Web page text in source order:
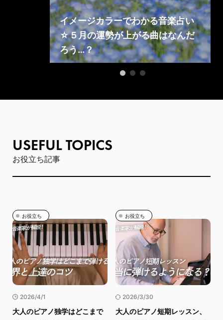
イメージカラーでわかる音楽占い
☆５月の運勢が上がる曲はなんだ
ろう…？
USEFUL TOPICS
お役立ち記事
お役立ち
2026/4/1
大人のピアノ独学はどこまで
お役立ち
2026/3/30
大人のピアノ短期レッスン、